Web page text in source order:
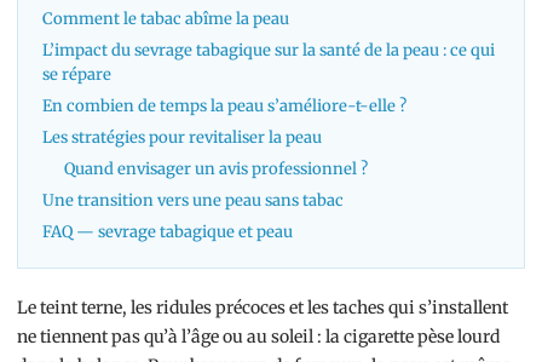
Comment le tabac abîme la peau
L’impact du sevrage tabagique sur la santé de la peau : ce qui
se répare
En combien de temps la peau s’améliore-t-elle ?
Les stratégies pour revitaliser la peau
Quand envisager un avis professionnel ?
Une transition vers une peau sans tabac
FAQ — sevrage tabagique et peau
Le teint terne, les ridules précoces et les taches qui s’installent
ne tiennent pas qu’à l’âge ou au soleil : la cigarette pèse lourd